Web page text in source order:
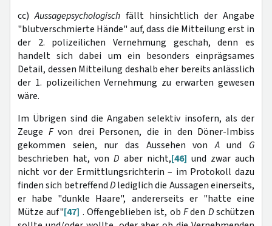
cc)Aussagepsychologisch fällt hinsichtlich der Angabe
"blutverschmierte Hände" auf, dass die Mitteilung erst in
der 2. polizeilichen Vernehmung geschah, denn es
handelt sich dabei um ein besonders einprägsames
Detail, dessen Mitteilung deshalb eher bereits anlässlich
der 1. polizeilichen Vernehmung zu erwarten gewesen
wäre.
Im Übrigen sind die Angaben selektiv insofern, als der
Zeuge Fvon drei Personen, die in den Döner-Imbiss
gekommen seien, nur das Aussehen vonAund G
beschrieben hat, vonD aber nicht,[46] und zwar auch
nicht vor der Ermittlungsrichterin – im Protokoll dazu
finden sich betreffendDlediglich die Aussagen einerseits,
er habe "dunkle Haare", andererseits er "hatte eine
Mütze auf"[47] . Offengeblieben ist, obFden Dschützen